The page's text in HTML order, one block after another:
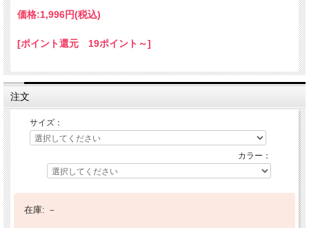
価格:1,996円(税込)
[ポイント還元 19ポイント～]
注文
サイズ：
カラー：
在庫: －